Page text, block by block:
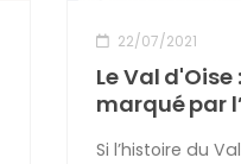
22/07/2021
Le Val
marqué par
Si l’histoire du